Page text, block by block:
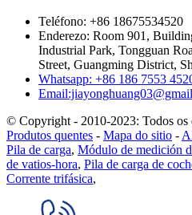
Teléfono: +86 18675534520
Enderezo: Room 901,
Industrial Park, Tongguan
Street, Guangming District,
Whatsapp: +86 186 7553
© Copyright - 2010-2023: Todos os
Produtos quentes - Mapa do sitio -
Pila de carga, Módulo de medición
de vatios-hora, Pila de carga de
Corrente trifásica,